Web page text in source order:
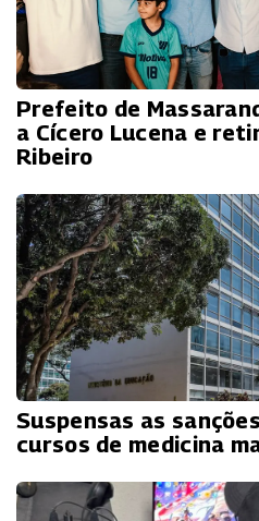
Prefeito de
a Cícero Lucena e
Ribeiro
Suspensas as
cursos de medicina